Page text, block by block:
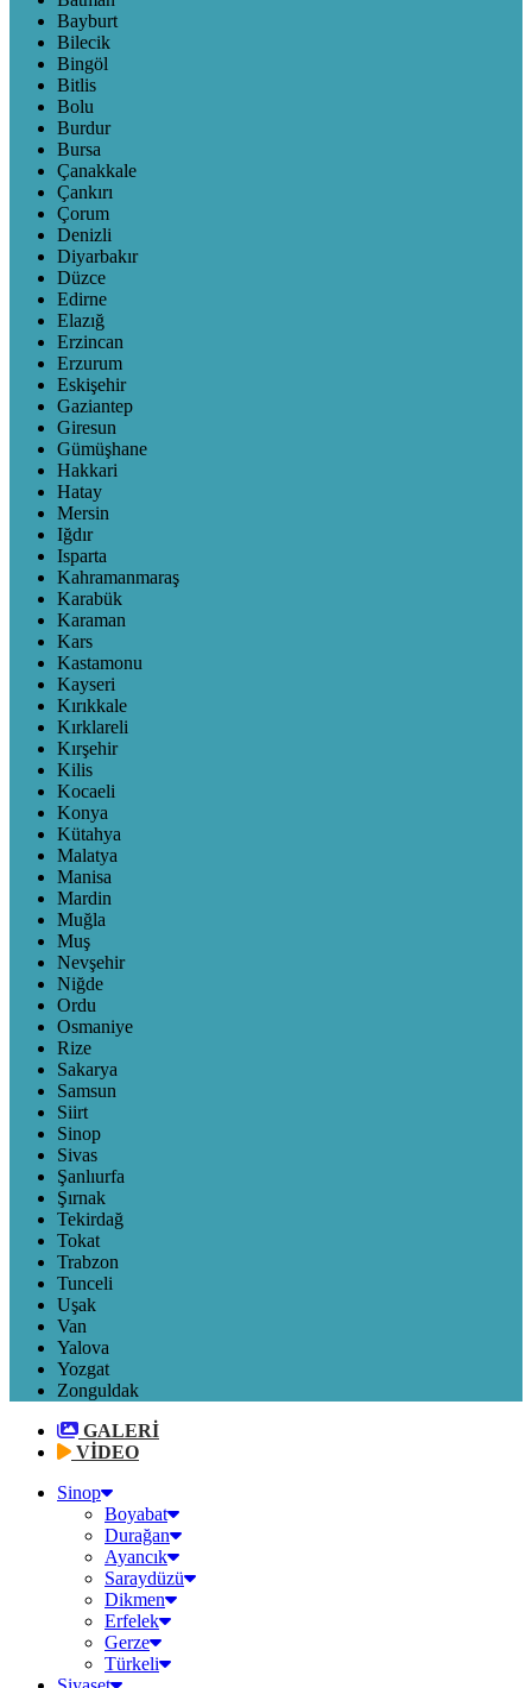
Bayburt
Bilecik
Bingöl
Bitlis
Bolu
Burdur
Bursa
Çanakkale
Çankırı
Çorum
Denizli
Diyarbakır
Düzce
Edirne
Elazığ
Erzincan
Erzurum
Eskişehir
Gaziantep
Giresun
Gümüşhane
Hakkari
Hatay
Mersin
Iğdır
Isparta
Kahramanmaraş
Karabük
Karaman
Kars
Kastamonu
Kayseri
Kırıkkale
Kırklareli
Kırşehir
Kilis
Kocaeli
Konya
Kütahya
Malatya
Manisa
Mardin
Muğla
Muş
Nevşehir
Niğde
Ordu
Osmaniye
Rize
Sakarya
Samsun
Siirt
Sinop
Sivas
Şanlıurfa
Şırnak
Tekirdağ
Tokat
Trabzon
Tunceli
Uşak
Van
Yalova
Yozgat
Zonguldak
GALERİ
VİDEO
Sinop
Boyabat
Durağan
Ayancık
Saraydüzü
Dikmen
Erfelek
Gerze
Türkeli